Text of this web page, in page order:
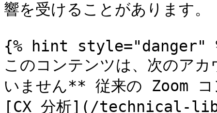
響を受けることがあります。
{% hint style="danger"
このコンテンツは、次のア
いません** 従来の Zoom コ
[CX 分析](/technical-